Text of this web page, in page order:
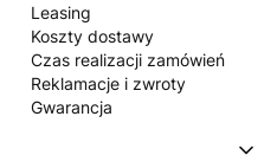
Leasing
Koszty dostawy
Czas realizacji zamówień
Reklamacje i zwroty
Gwarancja